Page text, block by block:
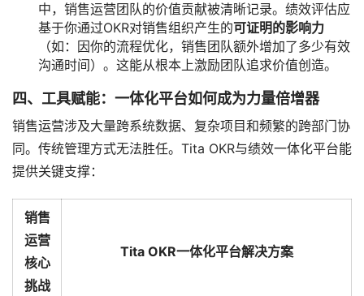
中，销售运营团队的价值贡献被清晰记录。绩效评估应
基于你通过OKR对销售组织产生的可证明的影响力
（如：因你的流程优化，销售团队额外增加了多少有效
沟通时间）。这能从根本上激励团队追求价值创造。
四、工具赋能：一体化平台如何成为力量倍增器
销售运营涉及大量跨系统数据、复杂项目和频繁的跨部门协
同。传统管理方式无法胜任。Tita OKR与绩效一体化平台能
提供关键支撑：
销售
运营
核心
挑战
Tita OKR一体化平台解决方案